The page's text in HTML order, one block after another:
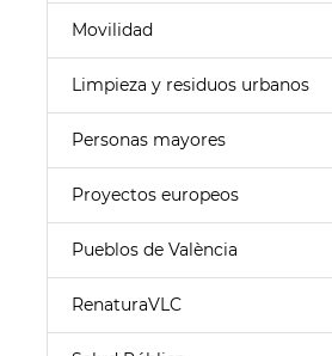
Movilidad
Limpieza y residuos urbanos
Personas mayores
Proyectos europeos
Pueblos de València
RenaturaVLC